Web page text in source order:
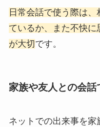
日常会話で使う際は
ているか、また不快に
が大切です。
家族や友人との会話
ネットでの出来事を家